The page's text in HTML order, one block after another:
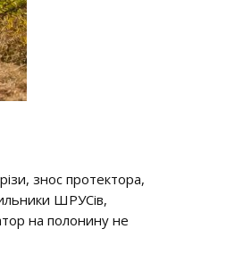
знос протектора,
ШРУСів,
на полонину не